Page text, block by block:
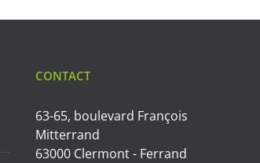
CONTACT
63-65, boulevard François
Mitterrand
63000 Clermont - Ferrand